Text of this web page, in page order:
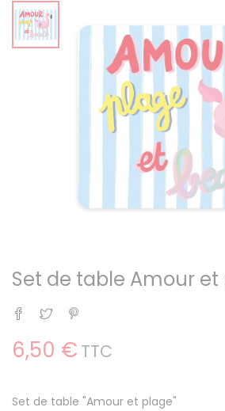
Set de table Amour
Partager
Tweet
6,50 € TTC
Set de table "Amour et plage"